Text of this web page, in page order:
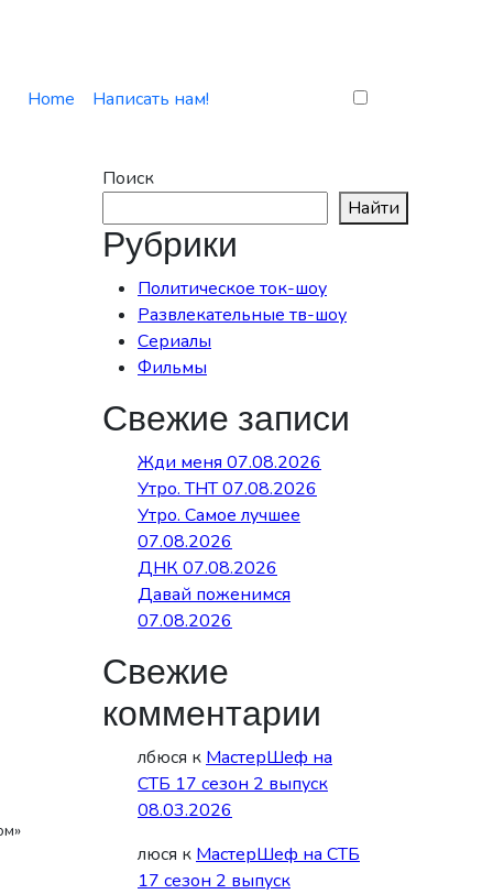
Home Написать нам!
Поиск
Найти
Рубрики
Политическое ток-шоу
Развлекательные тв-шоу
Сериалы
Фильмы
Свежие записи
Жди меня 07.08.2026
Утро. ТНТ 07.08.2026
Утро. Самое лучшее
07.08.2026
ДНК 07.08.2026
Давай поженимся
07.08.2026
Свежие
комментарии
лбюся к МастерШеф на
СТБ 17 сезон 2 выпуск
08.03.2026
люся к МастерШеф на СТБ
17 сезон 2 выпуск